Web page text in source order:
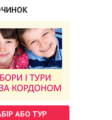
АБО ТУР